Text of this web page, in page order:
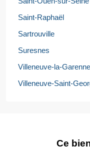
Saint-Raphaël
Sartrouville
Suresnes
Villeneuve-la-Garenne
Villeneuve-Saint-
Ce